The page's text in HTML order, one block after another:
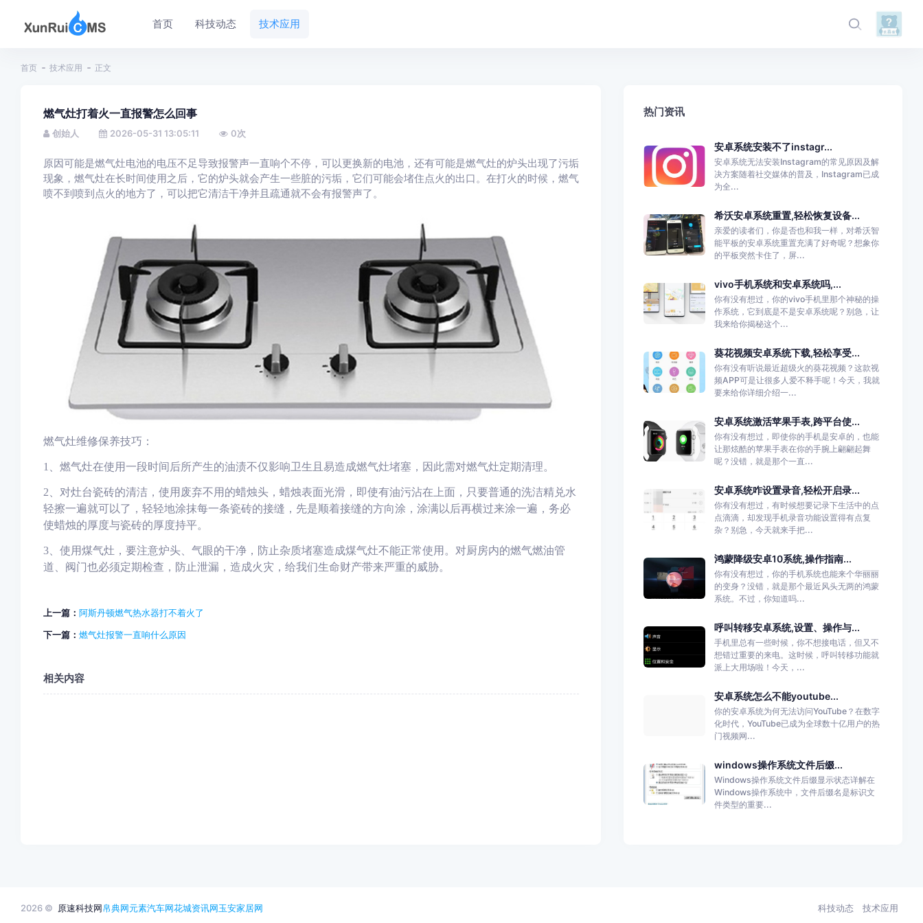
首页 科技动态 技术应用
首页 技术应用 正文
燃气灶打着火一直报警怎么回事
创始人 2026-05-31 13:05:11 0次
原因可能是燃气灶电池的电压不足导致报警声一直响个不停，可以更换新的电池，还有可能是燃气灶的炉头出现了污垢
现象，燃气灶在长时间使用之后，它的炉头就会产生一些脏的污垢，它们可能会堵住点火的出口。在打火的时候，燃气
喷不到喷到点火的地方了，可以把它清洁干净并且疏通就不会有报警声了。
燃气灶维修保养技巧：
1、燃气灶在使用一段时间后所产生的油渍不仅影响卫生且易造成燃气灶堵塞，因此需对燃气灶定期清理。
2、对灶台瓷砖的清洁，使用废弃不用的蜡烛头，蜡烛表面光滑，即使有油污沾在上面，只要普通的洗洁精兑水
轻擦一遍就可以了，轻轻地涂抹每一条瓷砖的接缝，先是顺着接缝的方向涂，涂满以后再横过来涂一遍，务必
使蜡烛的厚度与瓷砖的厚度持平。
3、使用煤气灶，要注意炉头、气眼的干净，防止杂质堵塞造成煤气灶不能正常使用。对厨房内的燃气燃油管
道、阀门也必须定期检查，防止泄漏，造成火灾，给我们生命财产带来严重的威胁。
上一篇： 阿斯丹顿燃气热水器打不着火了
下一篇： 燃气灶报警一直响什么原因
相关内容
热门资讯
安卓系统安装不了instagr...
安卓系统无法安装Instagram的常见原因及解
决方案随着社交媒体的普及，Instagram已成
为全...
希沃安卓系统重置,轻松恢复设备...
亲爱的读者们，你是否也和我一样，对希沃智
能平板的安卓系统重置充满了好奇呢？想象你
的平板突然卡住了，屏...
vivo手机系统和安卓系统吗,...
你有没有想过，你的vivo手机里那个神秘的操
作系统，它到底是不是安卓系统呢？别急，让
我来给你揭秘这个...
葵花视频安卓系统下载,轻松享受...
你有没有听说最近超级火的葵花视频？这款视
频APP可是让很多人爱不释手呢！今天，我就
要来给你详细介绍一...
安卓系统激活苹果手表,跨平台使...
你有没有想过，即使你的手机是安卓的，也能
让那炫酷的苹果手表在你的手腕上翩翩起舞
呢？没错，就是那个一直...
安卓系统咋设置录音,轻松开启录...
你有没有想过，有时候想要记录下生活中的点
点滴滴，却发现手机录音功能设置得有点复
杂？别急，今天就来手把...
鸿蒙降级安卓10系统,操作指南...
你有没有想过，你的手机系统也能来个华丽丽
的变身？没错，就是那个最近风头无两的鸿蒙
系统。不过，你知道吗...
呼叫转移安卓系统,设置、操作与...
手机里总有一些时候，你不想接电话，但又不
想错过重要的来电。这时候，呼叫转移功能就
派上大用场啦！今天，...
安卓系统怎么不能youtube...
你的安卓系统为何无法访问YouTube？在数字
化时代，YouTube已成为全球数十亿用户的热
门视频网...
windows操作系统文件后缀...
Windows操作系统文件后缀显示状态详解在
Windows操作系统中，文件后缀名是标识文
件类型的重要...
2026 © 原速科技网帛典网元素汽车网花城资讯网玉安家居网 科技动态 技术应用